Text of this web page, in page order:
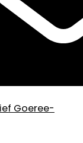
Goeree-